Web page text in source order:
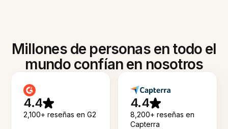
Millones de personas en todo el
mundo confían en nosotros
4.4
2,100+ reseñas en G2
4.4
8,200+ reseñas en
Capterra